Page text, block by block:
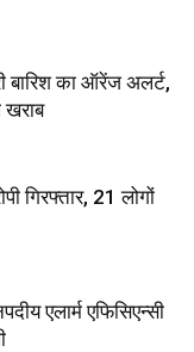
बारिश का ऑरेंज अलर्ट,
खराब
गिरफ्तार, 21 लोगों
एलार्म एफिसिएन्सी